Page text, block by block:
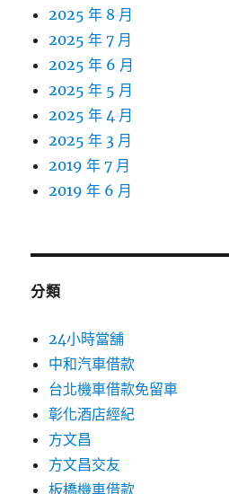
2025 年 8 月
2025 年 7 月
2025 年 6 月
2025 年 5 月
2025 年 4 月
2025 年 3 月
2019 年 7 月
2019 年 6 月
分類
24小時當舖
中和汽車借款
台北機車借款免留車
彰化酒店經紀
方文昌
方文昌交友
板橋機車借款